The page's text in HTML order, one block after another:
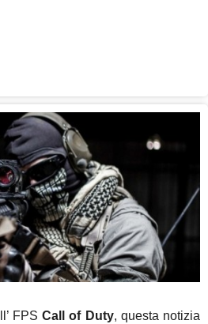
FPSCall of Duty, questa notizia